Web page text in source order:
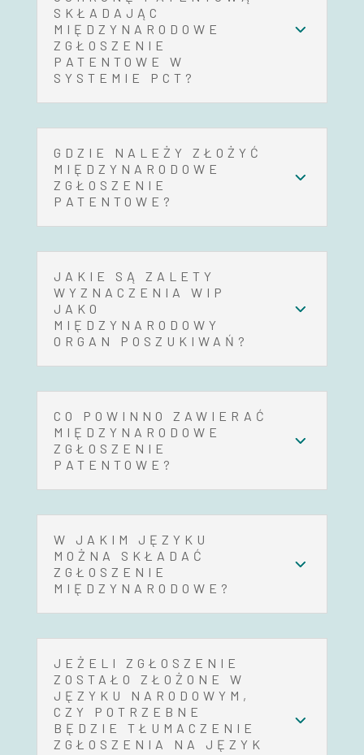
SKŁADAJĄC
MIĘDZYNARODOWE
ZGŁOSZENIE
PATENTOWE W
SYSTEMIE PCT?
GDZIE NALEŻY ZŁOŻYĆ
MIĘDZYNARODOWE
ZGŁOSZENIE
PATENTOWE?
JAKIE SĄ ZALETY
WYZNACZENIA WIP
JAKO
MIĘDZYNARODOWY
ORGAN POSZUKIWAŃ?
CO POWINNO ZAWIERAĆ
MIĘDZYNARODOWE
ZGŁOSZENIE
PATENTOWE?
W JAKIM JĘZYKU
MOŻNA SKŁADAĆ
ZGŁOSZENIE
MIĘDZYNARODOWE?
JEŻELI ZGŁOSZENIE
ZOSTAŁO ZŁOŻONE W
JĘZYKU NARODOWYM,
CZY POTRZEBNE
BĘDZIE TŁUMACZENIE
ZGŁOSZENIA NA JĘZYK